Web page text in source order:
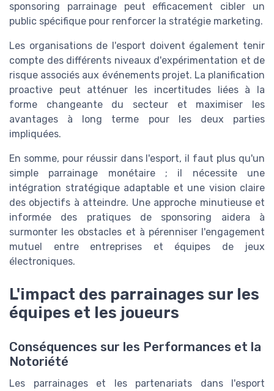
sponsoring parrainage peut efficacement cibler un
public spécifique pour renforcer la stratégie marketing.
Les organisations de l'esport doivent également tenir
compte des différents niveaux d'expérimentation et de
risque associés aux événements projet. La planification
proactive peut atténuer les incertitudes liées à la
forme changeante du secteur et maximiser les
avantages à long terme pour les deux parties
impliquées.
En somme, pour réussir dans l'esport, il faut plus qu'un
simple parrainage monétaire ; il nécessite une
intégration stratégique adaptable et une vision claire
des objectifs à atteindre. Une approche minutieuse et
informée des pratiques de sponsoring aidera à
surmonter les obstacles et à pérenniser l'engagement
mutuel entre entreprises et équipes de jeux
électroniques.
L'impact des parrainages sur les
équipes et les joueurs
Conséquences sur les Performances et la
Notoriété
Les parrainages et les partenariats dans l'esport